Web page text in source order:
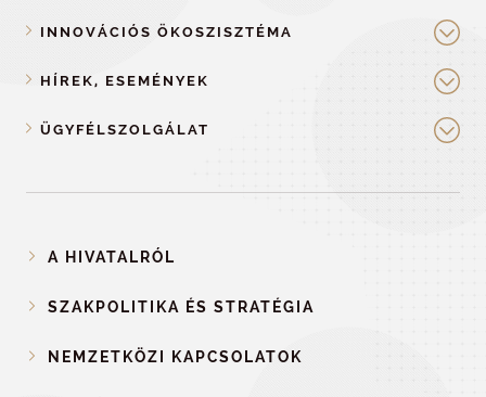
INNOVÁCIÓS ÖKOSZISZTÉMA
HÍREK, ESEMÉNYEK
ÜGYFÉLSZOLGÁLAT
A HIVATALRÓL
SZAKPOLITIKA ÉS STRATÉGIA
NEMZETKÖZI KAPCSOLATOK